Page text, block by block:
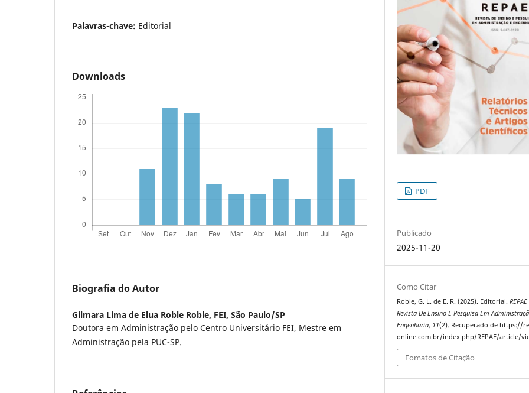
Palavras-chave: Editorial
Downloads
Biografia do Autor
Gilmara Lima de Elua Roble Roble, FEI, São Paulo/SP
Doutora em Administração pelo Centro Universitário FEI, Mestre em
Administração pela PUC-SP.
PDF
Publicado
2025-11-20
Como Citar
Roble, G. L. de E. R. (2025). Editorial.REPAE
Revista De Ensino E Pesquisa Em
Engenharia, 11(2). Recuperado de https://
online.com.br/index.php/REPAE/article/
Fomatos de Citação